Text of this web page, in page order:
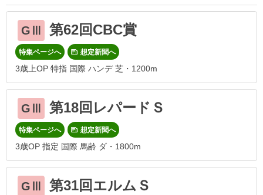
GⅢ 第62回CBC賞
特集ページへ 想定新聞へ
3歳上OP 特指 国際 ハンデ 芝・1200m
GⅢ 第18回レパードＳ
特集ページへ 想定新聞へ
3歳OP 指定 国際 馬齢 ダ・1800m
GⅢ 第31回エルムＳ